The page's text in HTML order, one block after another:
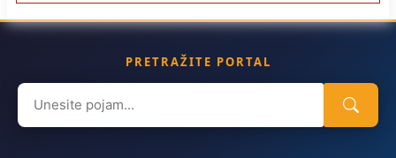
PRETRAŽITE PORTAL
Search
for: